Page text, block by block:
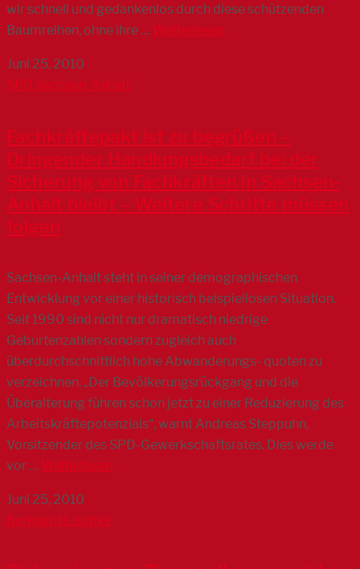
wir schnell und gedankenlos durch diese schützenden
Baumreihen, ohne ihre … Weiterlesen
Juni 25, 2010
SPD Sachsen-Anhalt
Fachkräftepakt ist zu begrüßen –
Dringender Handlungsbedarf bei der
Sicherung von Fachkräften in Sachsen-
Anhalt bleibt – Weitere Schritte müssen
folgen
Sachsen-Anhalt steht in seiner demographischen
Entwicklung vor einer historisch beispiellosen Situation.
Seit 1990 sind nicht nur dramatisch niedrige
Geburtenzahlen sondern zugleich auch
überdurchschnittlich hohe Abwanderungs- quoten zu
verzeichnen. „Der Bevölkerungsrückgang und die
Überalterung führen schon jetzt zu einer Reduzierung des
Arbeitskräftepotenzials“, warnt Andreas Steppuhn,
Vorsitzender des SPD-Gewerkschaftsrates. Dies werde
vor … Weiterlesen
Juni 25, 2010
Burkhard Lischka